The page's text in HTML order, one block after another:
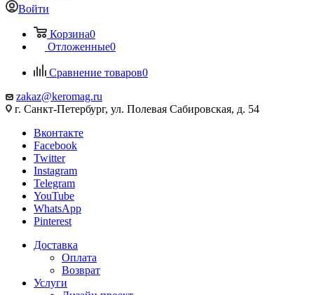
Войти
Корзина0
Отложенные0
Сравнение товаров0
zakaz@keromag.ru
г. Санкт-Петербург, ул. Полевая Сабировская, д. 54
Вконтакте
Facebook
Twitter
Instagram
Telegram
YouTube
WhatsApp
Pinterest
Доставка
Оплата
Возврат
Услуги